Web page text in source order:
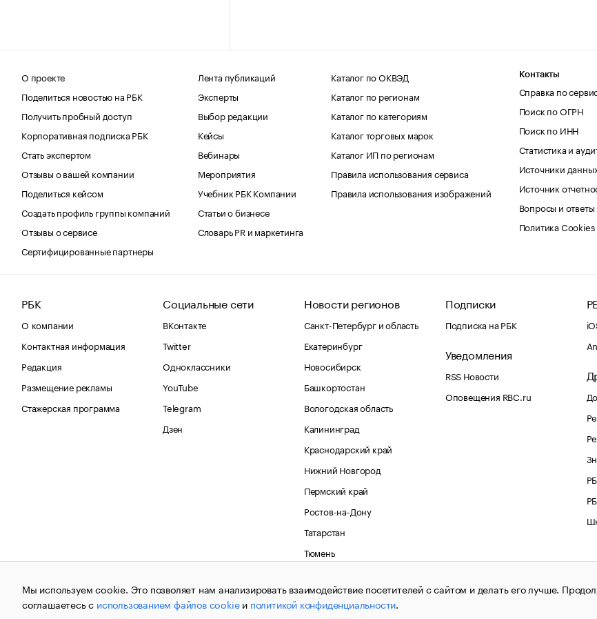
О проекте
Поделиться новостью на РБК
Получить пробный доступ
Корпоративная подписка РБК
Стать экспертом
Отзывы о вашей компании
Поделиться кейсом
Создать профиль группы компаний
Отзывы о сервисе
Сертифицированные партнеры
Лента публикаций
Эксперты
Выбор редакции
Кейсы
Вебинары
Мероприятия
Учебник РБК Компании
Статьи о бизнесе
Словарь PR и маркетинга
Каталог по ОКВЭД
Каталог по регионам
Каталог по категориям
Каталог торговых марок
Каталог ИП по регионам
Правила использования сервиса
Правила использования изображений
Контакты
Справка по
Поиск по ОГРН
Поиск по ИНН
Статистика и
Источники
Источник
Вопросы и ответы
Политика
РБК
О компании
Контактная информация
Редакция
Размещение рекламы
Стажерская программа
Социальные сети
ВКонтакте
Twitter
Одноклассники
YouTube
Telegram
Дзен
Новости регионов
Санкт-Петербург и область
Екатеринбург
Новосибирск
Башкортостан
Вологодская область
Калининград
Краснодарский край
Нижний Новгород
Пермский край
Ростов-на-Дону
Татарстан
Тюмень
Кавказ
Подписки
Подписка на РБК
Уведомления
RSS Новости
Оповещения RBC.ru
Мы используем cookie. Это позволяет нам анализировать взаимодействие посетителей с сайтом и делать его лучше.
соглашаетесь с использованием файлов cookieи политикой конфиденциальности.